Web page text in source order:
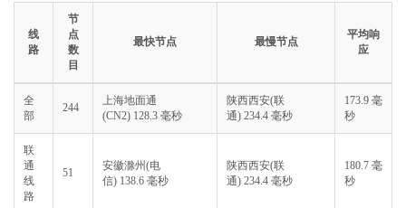
线
路
节
点
数
目
最快节点 最慢节点
平均响
应
全
部
244
上海地面通
(CN2) 128.3 毫秒
陕西西安(联
通) 234.4 毫秒
173.9 毫
秒
联
通
线
路
51
安徽滁州(电
信) 138.6 毫秒
陕西西安(联
通) 234.4 毫秒
180.7 毫
秒